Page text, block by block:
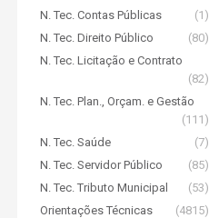
N. Tec. Contas Públicas
(1)
N. Tec. Direito Público
(80)
N. Tec. Licitação e Contrato
(82)
N. Tec. Plan., Orçam. e Gestão
(111)
N. Tec. Saúde
(7)
N. Tec. Servidor Público
(85)
N. Tec. Tributo Municipal
(53)
Orientações Técnicas
(4815)